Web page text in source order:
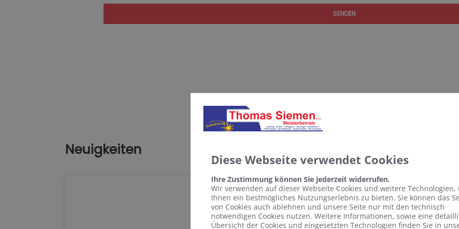
SENDEN
Neuigkeiten
Diese Webseite verwendet Cookies
Ihre Zustimmung können Sie jederzeit widerrufen.
Wir verwenden auf dieser Webseite Cookies und weitere Technologien,
Ihnen ein bestmögliches Nutzungserlebnis zu bieten. Sie können das
von Cookies auch ablehnen und unsere Seite nur mit den technisch
notwendigen Cookies nutzen. Weitere Informationen, sowie eine
Übersicht der Cookies und eingesetzten Technologien finden Sie in